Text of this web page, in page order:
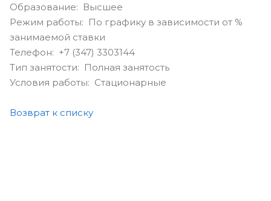
Образование: Высшее
Режим работы: По графику в зависимости от %
занимаемой ставки
Телефон: +7 (347) 3303144
Тип занятости: Полная занятость
Условия работы: Стационарные
Возврат к списку